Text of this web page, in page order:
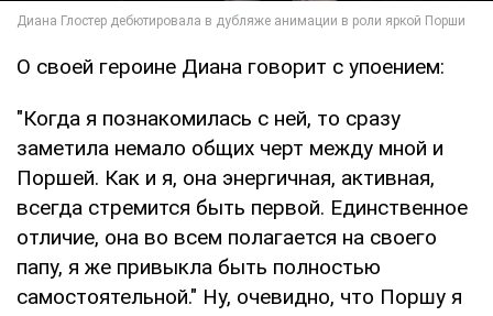
О своей героине Диана говорит с упоением:
"Когда я познакомилась с ней, то сразу
заметила немало общих черт между мной и
Поршей. Как и я, она энергичная, активная,
всегда стремится быть первой. Единственное
отличие, она во всем полагается на своего
папу, я же привыкла быть полностью
самостоятельной." Ну, очевидно, что Поршу я